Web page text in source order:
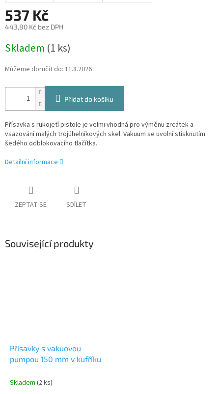
537 Kč
443,80 Kč bez DPH
cena:
Skladem (1 ks)
Můžeme doručit do: 11.8.2026
Přidat do košíku
Přísavka s rukojetí pistole je velmi vhodná pro výměnu zrcátek a
vsazování malých trojúhelníkových skel. Vakuum se uvolní stisknutím
šedého odblokovacího tlačítka.
Detailní informace
ZEPTAT SE SDÍLET
Související produkty
Přísavky s vakuovou
pumpou 150 mm v kufříku
Skladem (2 ks)